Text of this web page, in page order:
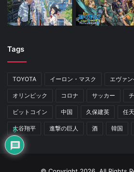
Tags
TOYOTA イーロン・マスク エヴァ
オリンピック コロナ サッカー
ビットコイン 中国 久保建英 任
大谷翔平 進撃の巨人 酒 韓国
9